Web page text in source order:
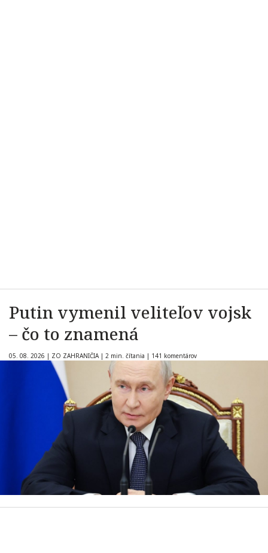
Putin vymenil veliteľov vojsk
– čo to znamená
05. 08. 2026 | ZO ZAHRANIČIA | 2 min. čítania | 141 komentárov